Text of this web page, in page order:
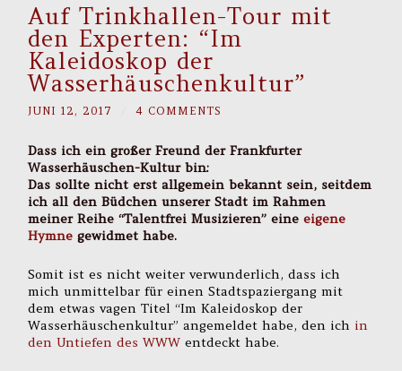
Auf Trinkhallen-Tour mit
den Experten: “Im
Kaleidoskop der
Wasserhäuschenkultur”
JUNI 12, 2017 4 COMMENTS
Dass ich ein großer Freund der Frankfurter
Wasserhäuschen-Kultur bin:
Das sollte nicht erst allgemein bekannt sein, seitdem
ich all den Büdchen unserer Stadt im Rahmen
meiner Reihe “Talentfrei Musizieren” eineeigene
Hymne gewidmet habe.
Somit ist es nicht weiter verwunderlich, dass ich
mich unmittelbar für einen Stadtspaziergang mit
dem etwas vagen Titel “Im Kaleidoskop der
Wasserhäuschenkultur” angemeldet habe, den ich in
den Untiefen des WWW entdeckt habe.